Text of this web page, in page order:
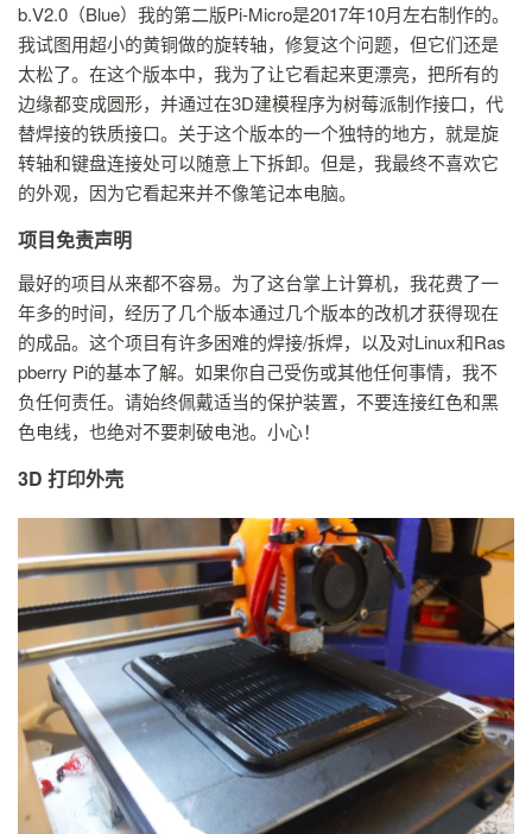
b.V2.0（Blue）我的第二版Pi-Micro是2017年10月左右制作的。
我试图用超小的黄铜做的旋转轴，修复这个问题，但它们还是
太松了。在这个版本中，我为了让它看起来更漂亮，把所有的
边缘都变成圆形，并通过在3D建模程序为树莓派制作接口，代
替焊接的铁质接口。关于这个版本的一个独特的地方，就是旋
转轴和键盘连接处可以随意上下拆卸。但是，我最终不喜欢它
的外观，因为它看起来并不像笔记本电脑。
项目免责声明
最好的项目从来都不容易。为了这台掌上计算机，我花费了一
年多的时间，经历了几个版本通过几个版本的改机才获得现在
的成品。这个项目有许多困难的焊接/拆焊，以及对Linux和Ras
pberry Pi的基本了解。如果你自己受伤或其他任何事情，我不
负任何责任。请始终佩戴适当的保护装置，不要连接红色和黑
色电线，也绝对不要刺破电池。小心！
3D 打印外壳